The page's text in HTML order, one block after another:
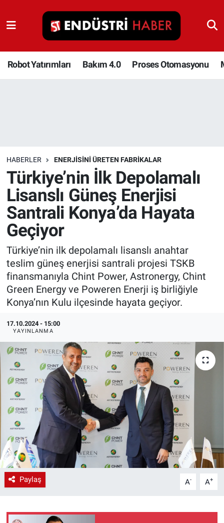
Robot Yatırımları Bakım 4.0 Proses Otomasyonu
HABERLER ENERJISINI ÜRETEN FABRIKALAR
Türkiye’nin İlk Depolamalı
Lisanslı Güneş Enerjisi
Santrali Konya’da Hayata
Geçiyor
Türkiye’nin ilk depolamalı lisanslı anahtar
teslim güneş enerjisi santrali projesi TSKB
finansmanıyla Chint Power, Astronergy, Chint
Green Energy ve Poweren Enerji iş birliğiyle
Konya’nın Kulu ilçesinde hayata geçiyor.
17.10.2024 - 15:00
YAYINLANMA
Paylaş A- A+
Robot Yatırımları
Bakım 4.0
Depolama Çözümleri
İnşaat ve Malzeme
HaberOrtak
EndüstriST
Enerjisini Üreten Fabrikalar
Endüstri 4.0 Uygulamaları
Ağır Sanayi Çözümleri